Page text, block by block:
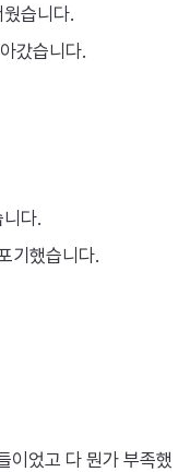
습니다.
갔습니다.
다.
기했습니다.
이었고 다 뭔가 부족했